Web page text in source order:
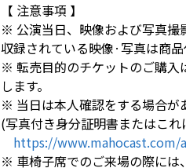
【 注意事項 】
※ 公演当日、映像および写真撮
収録されている映像·写真は商
※ 転売目的のチケットのご購入
します。
※ 当日は本人確認をする場合が
(写真付き身分証明書またはこ
https://www.mahocast.com/
※ 車椅子席でのご来場の際には